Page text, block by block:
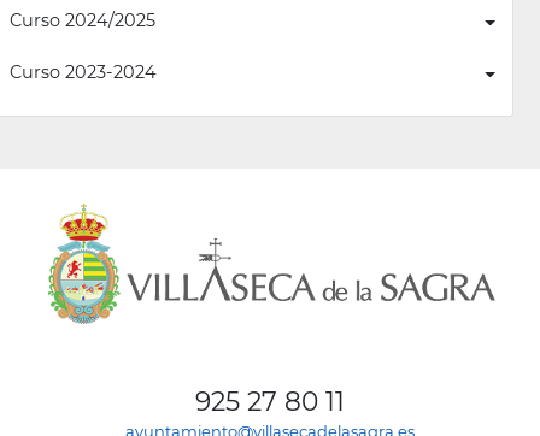
Curso 2024/2025
Curso 2023-2024
925 27 80 11
ayuntamiento@villasecadelasagra.es